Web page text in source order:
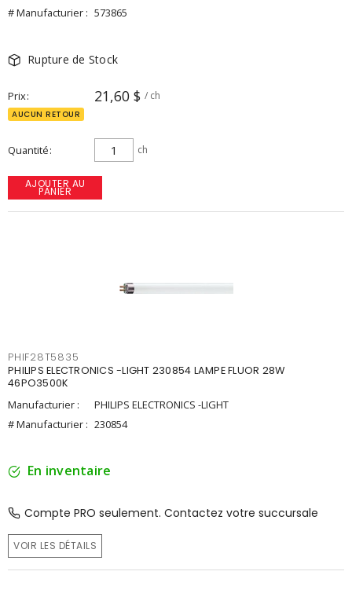
# Manufacturier : 573865
Rupture de Stock
Prix 21,60 $ / ch
AUCUN RETOUR
Quantité ch
AJOUTER AU
PANIER
PHIF28T5835
PHILIPS ELECTRONICS -LIGHT 230854 LAMPE FLUOR 28W
46PO3500K
Manufacturier :
PHILIPS ELECTRONICS -LIGHT
# Manufacturier : 230854
En inventaire
Compte PRO seulement. Contactez votre succursale
VOIR LES DÉTAILS